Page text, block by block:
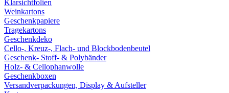
Klarsichtfolien
Weinkartons
Geschenkpapiere
Tragekartons
Geschenkdeko
Cello-, Kreuz-, Flach- und Blockbodenbeutel
Geschenk- Stoff- & Polybänder
Holz- & Cellophanwolle
Geschenkboxen
Versandverpackungen, Display & Aufsteller